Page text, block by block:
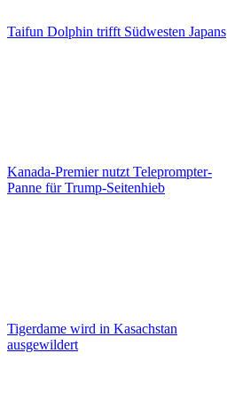
Taifun Dolphin trifft Südwesten Japans
Kanada-Premier nutzt Teleprompter-
Panne für Trump-Seitenhieb
Tigerdame wird in Kasachstan
ausgewildert